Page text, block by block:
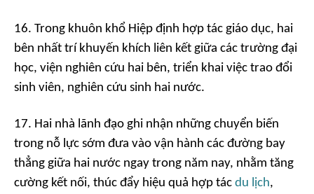
16. Trong khuôn khổ Hiệp định hợp tác giáo dục, hai
bên nhất trí khuyến khích liên kết giữa các trường đại
học, viện nghiên cứu hai bên, triển khai việc trao đổi
sinh viên, nghiên cứu sinh hai nước.
17. Hai nhà lãnh đạo ghi nhận những chuyển biến
trong nỗ lực sớm đưa vào vận hành các đường bay
thẳng giữa hai nước ngay trong năm nay, nhằm tăng
cường kết nối, thúc đẩy hiệu quả hợp tác du lịch,